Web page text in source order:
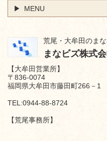
MENU
荒尾・大牟田のま
まなビズ株式
【大牟田営業所】
〒836-0074
福岡県大牟田市藤田町266－1
TEL:0944-88-8724
【荒尾事務所】